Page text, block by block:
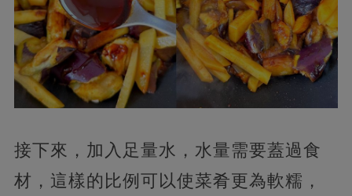
接下來，加入足量水，水量需要蓋過食
材，這樣的比例可以使菜肴更為軟糯，